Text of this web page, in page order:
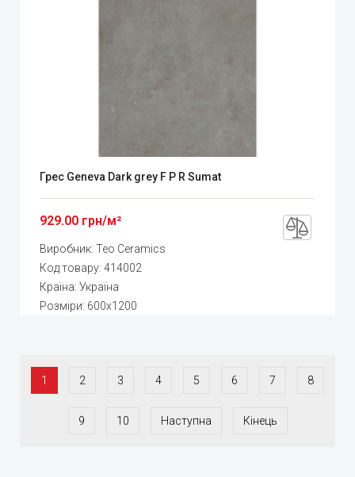
Грес Geneva Dark grey F P R Sumat
929.00 грн/м²
Виробник: Teo Ceramics
Код товару: 414002
Країна: Україна
Розміри: 600x1200
1 2 3 4 5 6 7 8
9 10 Наступна Кінець